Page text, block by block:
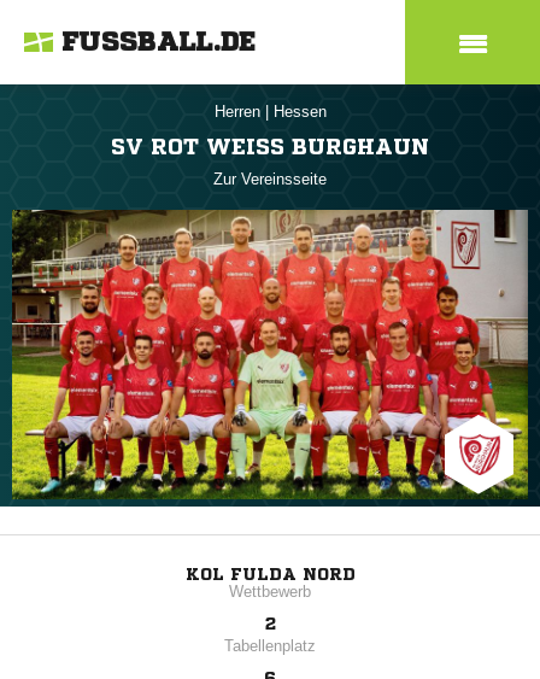
FUSSBALL.DE
Herren Hessen
SV ROT WEISS BURGHAUN
Zur Vereinsseite
KOL FULDA NORD
Wettbewerb
2
Tabellenplatz